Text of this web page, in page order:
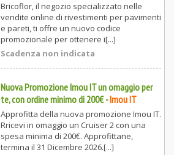
Bricoflor, il negozio specializzato nelle
vendite online di rivestimenti per pavimenti
e pareti, ti offre un nuovo codice
promozionale per ottenere i[...]
Scadenza non indicata
Nuova Promozione Imou IT un omaggio per
te, con ordine minimo di 200€-Imou IT
Approfitta della nuova promozione Imou IT.
Rricevi in omaggio un Cruiser 2 con una
spesa minima di 200€. Approfittane,
termina il 31 Dicembre 2026.[...]